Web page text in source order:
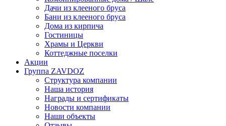
Дачи из клееного бруса
Бани из клееного бруса
Дома из кирпича
Гостиницы
Храмы и Церкви
Коттеджные поселки
Акции
Группа ZAVDOZ
Структура компании
Наша история
Награды и сертификаты
Новости компании
Наши объекты